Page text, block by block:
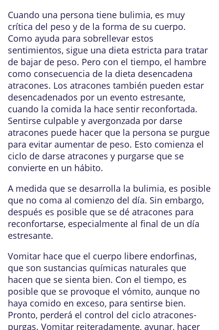
Cuando una persona tiene bulimia, es muy
crítica del peso y de la forma de su cuerpo.
Como ayuda para sobrellevar estos
sentimientos, sigue una dieta estricta para tratar
de bajar de peso. Pero con el tiempo, el hambre
como consecuencia de la dieta desencadena
atracones. Los atracones también pueden estar
desencadenados por un evento estresante,
cuando la comida la hace sentir reconfortada.
Sentirse culpable y avergonzada por darse
atracones puede hacer que la persona se purgue
para evitar aumentar de peso. Esto comienza el
ciclo de darse atracones y purgarse que se
convierte en un hábito.
A medida que se desarrolla la bulimia, es posible
que no coma al comienzo del día. Sin embargo,
después es posible que se dé atracones para
reconfortarse, especialmente al final de un día
estresante.
Vomitar hace que el cuerpo libere endorfinas,
que son sustancias químicas naturales que
hacen que se sienta bien. Con el tiempo, es
posible que se provoque el vómito, aunque no
haya comido en exceso, para sentirse bien.
Pronto, perderá el control del ciclo atracones-
purgas. Vomitar reiteradamente, ayunar, hacer